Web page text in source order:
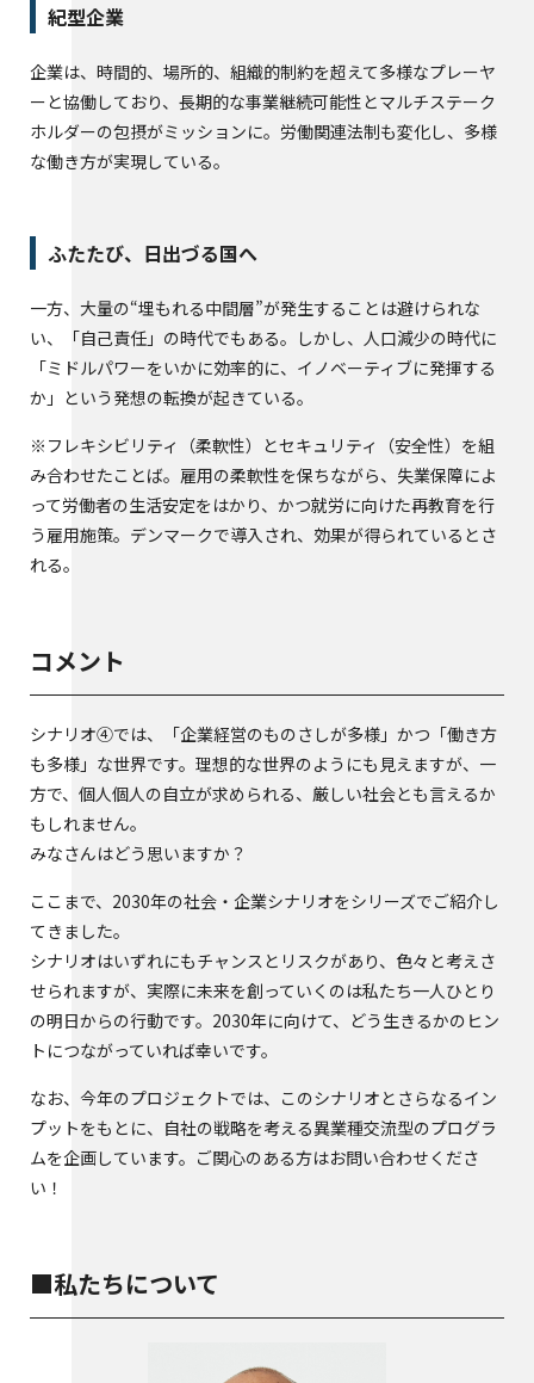
紀型企業
企業は、時間的、場所的、組織的制約を超えて多様なプレーヤ
ーと協働しており、長期的な事業継続可能性とマルチステーク
ホルダーの包摂がミッションに。労働関連法制も変化し、多様
な働き方が実現している。
ふたたび、日出づる国へ
一方、大量の“埋もれる中間層”が発生することは避けられな
い、「自己責任」の時代でもある。しかし、人口減少の時代に
「ミドルパワーをいかに効率的に、イノベーティブに発揮する
か」という発想の転換が起きている。
※フレキシビリティ（柔軟性）とセキュリティ（安全性）を組
み合わせたことば。雇用の柔軟性を保ちながら、失業保障によ
って労働者の生活安定をはかり、かつ就労に向けた再教育を行
う雇用施策。デンマークで導入され、効果が得られているとさ
れる。
コメント
シナリオ④では、「企業経営のものさしが多様」かつ「働き方
も多様」な世界です。理想的な世界のようにも見えますが、一
方で、個人個人の自立が求められる、厳しい社会とも言えるか
もしれません。
みなさんはどう思いますか？
ここまで、2030年の社会・企業シナリオをシリーズでご紹介し
てきました。
シナリオはいずれにもチャンスとリスクがあり、色々と考えさ
せられますが、実際に未来を創っていくのは私たち一人ひとり
の明日からの行動です。2030年に向けて、どう生きるかのヒン
トにつながっていれば幸いです。
なお、今年のプロジェクトでは、このシナリオとさらなるイン
プットをもとに、自社の戦略を考える異業種交流型のプログラ
ムを企画しています。ご関心のある方はお問い合わせくださ
い！
■私たちについて